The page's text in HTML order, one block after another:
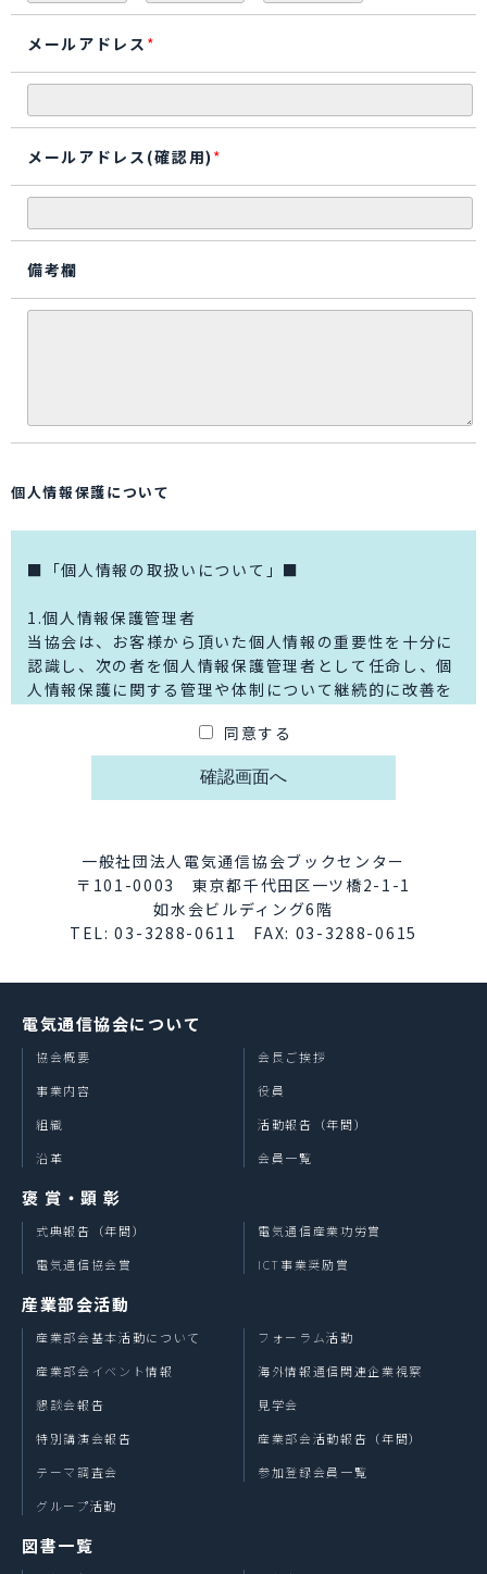
メールアドレス *
メールアドレス(確認用) *
備考欄
個人情報保護について
■「個人情報の取扱いについて」■
1.個人情報保護管理者
当協会は、お客様から頂いた個人情報の重要性を十分に
認識し、次の者を個人情報保護管理者として任命し、個
人情報保護に関する管理や体制について継続的に改善を
一般社団法人電気通信協会 個人情報保護管理者 総務
〒101-0003 東京都千代田区一ツ橋2-1-1 如水会ビ
※上記アドレスは迷惑メール対策のため全角の「＠」で
表記しております。
お問合わせの際は半角の「@」に変更してご利用くださ
させて頂きます。
・ご注文頂いた図書ならびに雑誌の発送、請求、支払い
・新刊本のご案内やキャンペーン情報をご案内するため
・必要な場合、お客様に対するご連絡のため
3.個人情報の提供
取得しました個人情報は、下記のいずれかに該当する場
・事前に同意をいただいた場合
・同意をいただいた利用目的の範囲内で、その目的の達
・法令に基づく場合
・人の生命、身体又は財産保護のために必要がある場合
・公衆衛生の向上又は児童の健全な育成の推進のために
特に必要がある場合であって、本人の同意を得ることが
困難である場合
者が法令の定める事務を遂行することに対して協力する
必要がある場合であって、本人の同意を得ることにより
同意する
一般社団法人電気通信協会ブックセンター
〒101-0003 東京都千代田区一ツ橋2-1-1
如水会ビルディング6階
TEL: 03-3288-0611 FAX: 03-3288-0615
電気通信協会について
協会概要
事業内容
組織
沿革
会長ご挨拶
役員
活動報告（年間）
会員一覧
褒 賞・顕 彰
式典報告（年間）
電気通信協会賞
電気通信産業功労賞
ICT事業奨励賞
産業部会活動
産業部会基本活動について
産業部会イベント情報
懇談会報告
特別講演会報告
テーマ調査会
グループ活動
フォーラム活動
海外情報通信関連企業視察
見学会
産業部会活動報告（年間）
参加登録会員一覧
図書一覧